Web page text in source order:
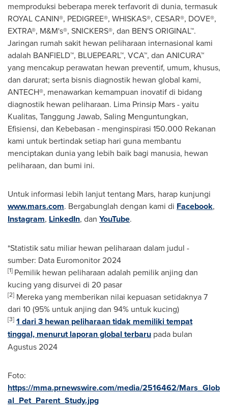
memproduksi beberapa merek terfavorit di dunia, termasuk
ROYAL CANIN®, PEDIGREE®, WHISKAS®, CESAR®, DOVE®,
EXTRA®, M&M's®, SNICKERS®, dan BEN'S ORIGINAL™.
Jaringan rumah sakit hewan peliharaan internasional kami
adalah BANFIELD™, BLUEPEARL™, VCA™, dan ANICURA™
yang mencakup perawatan hewan preventif, umum, khusus,
dan darurat; serta bisnis diagnostik hewan global kami,
ANTECH®, menawarkan kemampuan inovatif di bidang
diagnostik hewan peliharaan. Lima Prinsip Mars - yaitu
Kualitas, Tanggung Jawab, Saling Menguntungkan,
Efisiensi, dan Kebebasan - menginspirasi 150.000 Rekanan
kami untuk bertindak setiap hari guna membantu
menciptakan dunia yang lebih baik bagi manusia, hewan
peliharaan, dan bumi ini.
Untuk informasi lebih lanjut tentang Mars, harap kunjungi
www.mars.com. Bergabunglah dengan kami di Facebook,
Instagram, LinkedIn, dan YouTube.
*Statistik satu miliar hewan peliharaan dalam judul -
sumber: Data Euromonitor 2024
[1] Pemilik hewan peliharaan adalah pemilik anjing dan
kucing yang disurvei di 20 pasar
[2] Mereka yang memberikan nilai kepuasan setidaknya 7
dari 10 (95% untuk anjing dan 94% untuk kucing)
[3] 1 dari 3 hewan peliharaan tidak memiliki tempat
tinggal, menurut laporan global terbaru pada bulan
Agustus 2024
Foto:
https://mma.prnewswire.com/media/2516462/Mars_Glob
al_Pet_Parent_Study.jpg